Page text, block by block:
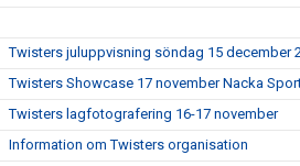
Twisters juluppvisning söndag 15 december
Twisters Showcase 17 november Nacka
Twisters lagfotografering 16-17 november
Information om Twisters organisation